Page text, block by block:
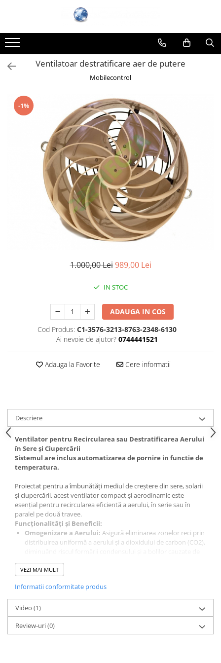
Ventilatoar destratificare aer de putere
Mobilecontrol
-1%
1.000,00 Lei 989,00 Lei
IN STOC
ADAUGA IN COS
Cod Produs: C1-3576-3213-8763-2348-6130
Ai nevoie de ajutor? 0744441521
Adauga la Favorite Cere informatii
Descriere
Ventilator pentru Recircularea sau Destratificarea Aerului
în Sere și Ciupercării
Sistemul are inclus automatizarea de pornire in functie de
temperatura.
Proiectat pentru a îmbunătăți mediul de creștere din sere, solarii
și ciupercării, acest ventilator compact și aerodinamic este
esențial pentru recircularea eficientă a aerului, în serie sau în
paralel pe două travee.
Funcționalități și Beneficii:
Omogenizare a Aerului: Asigură eliminarea zonelor reci prin
distribuirea uniformă a aerului și a dioxidului de carbon (CO2),
umiditate ridicată.
Eficiență Energetică:
Performanță Superioară:Alicele din aluminiu sunt
rezistente la coroziune, ușoare și rigide, oferind un volum
mare de aer recirculat cu consum minim de energie.
Capacitate de Recirculare:Recirculă un volum de aer de
120 mc/min sau 7200 mc/oră, acoperind eficient o suprafață
de 150-200 mp de solar.
VEZI MAI MULT
Informatii conformitate produs
Video (1)
Review-uri(0)